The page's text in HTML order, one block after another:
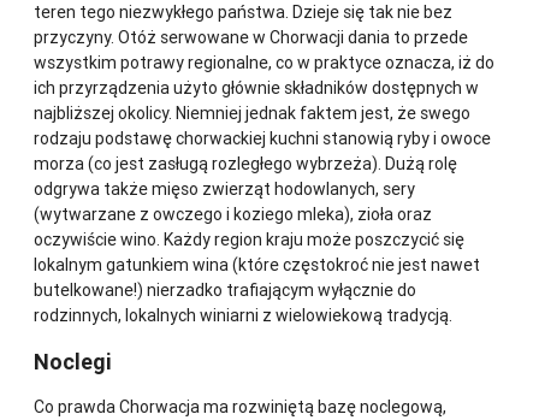
teren tego niezwykłego państwa. Dzieje się tak nie bez
przyczyny. Otóż serwowane w Chorwacji dania to przede
wszystkim potrawy regionalne, co w praktyce oznacza, iż do
ich przyrządzenia użyto głównie składników dostępnych w
najbliższej okolicy. Niemniej jednak faktem jest, że swego
rodzaju podstawę chorwackiej kuchni stanowią ryby i owoce
morza (co jest zasługą rozległego wybrzeża). Dużą rolę
odgrywa także mięso zwierząt hodowlanych, sery
(wytwarzane z owczego i koziego mleka), zioła oraz
oczywiście wino. Każdy region kraju może poszczycić się
lokalnym gatunkiem wina (które częstokroć nie jest nawet
butelkowane!) nierzadko trafiającym wyłącznie do
rodzinnych, lokalnych winiarni z wielowiekową tradycją.
Noclegi
Co prawda Chorwacja ma rozwiniętą bazę noclegową,